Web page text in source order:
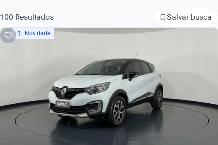
Busque por modelo
Busque por versão
100 Resultados Salvar busca
Novidade